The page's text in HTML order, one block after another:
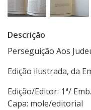
Descrição
Perseguição Aos
Edição ilustrada, da
Edição/Editor:
Capa: mole/editorial